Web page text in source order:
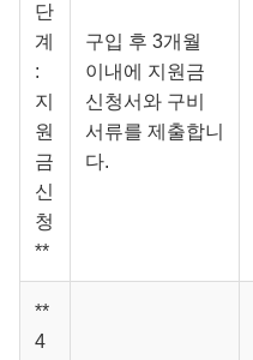
단
계
:
지
원
금
신
청
**
구입 후 3개월
이내에 지원금
신청서와 구비
서류를 제출합니
다.
**
4